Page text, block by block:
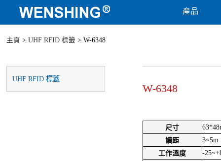
產品
主頁 > UHF RFID 標籤 > W-6348
UHF RFID 標籤
W-6348
尺寸
讀距 3~5m
工作溫度 -